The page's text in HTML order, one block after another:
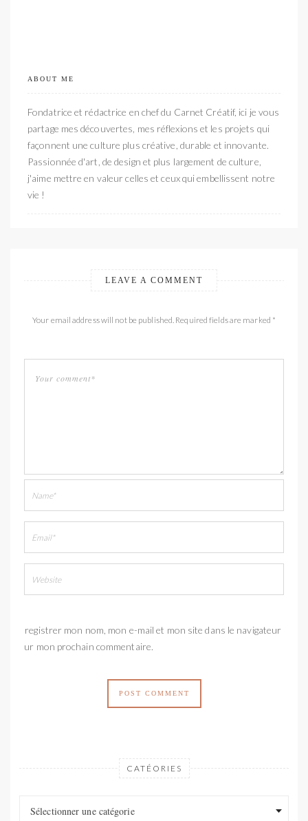
ABOUT ME
Fondatrice et rédactrice en chef du Carnet Créatif, ici je vous
partage mes découvertes, mes réflexions et les projets qui
façonnent une culture plus créative, durable et innovante.
Passionnée d'art, de design et plus largement de culture,
j'aime mettre en valeur celles et ceux qui embellissent notre
vie !
LEAVE A COMMENT
Your email address will not be published. Required fields are marked *
Enregistrer mon nom, mon e-mail et mon site dans le navigateur
pour mon prochain commentaire.
CATÉORIES
Sélectionner une catégorie